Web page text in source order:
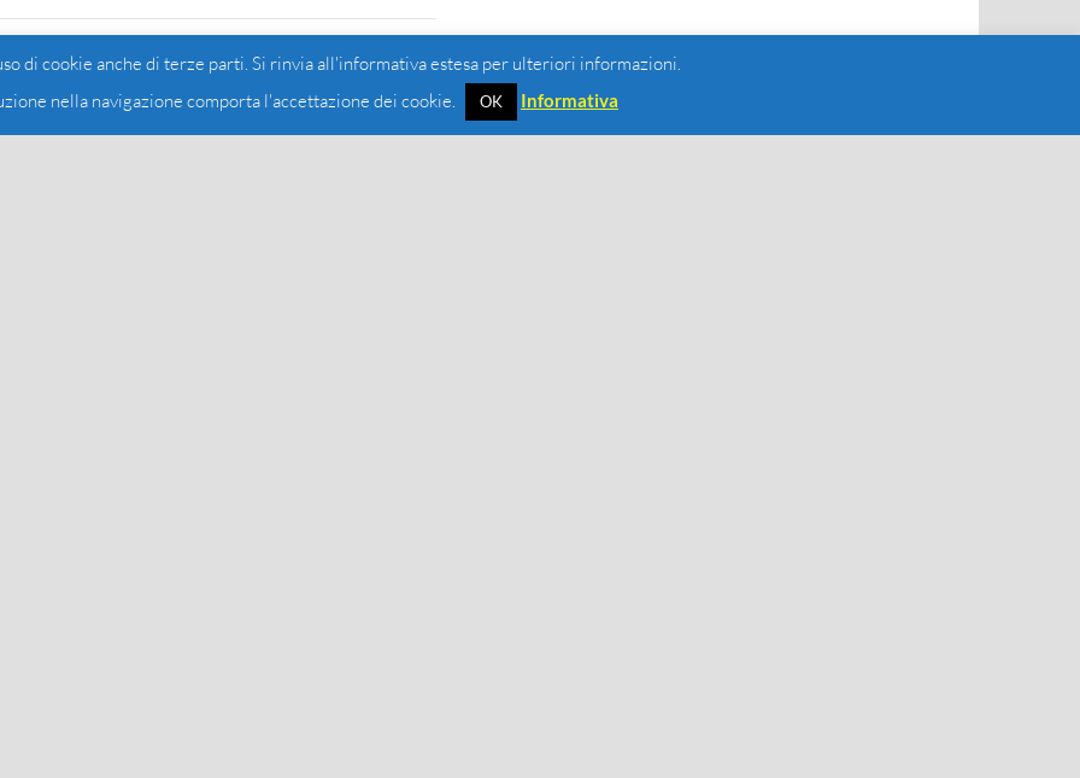
di cookie anche di terze parti. Si rinvia all'informativa estesa per ulteriori informazioni.
nella navigazione comporta l'accettazione dei cookie.
OK Informativa